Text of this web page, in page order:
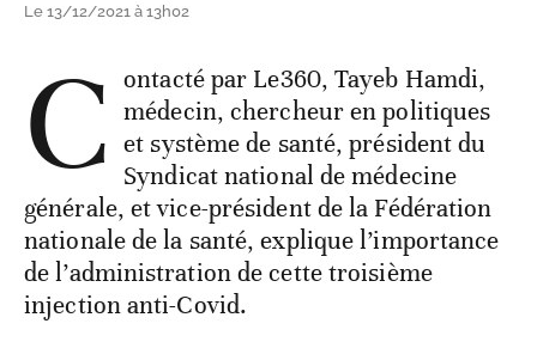
Le 13/12/2021 à 13h02
C ontacté par Le360, Tayeb Hamdi,
médecin, chercheur en politiques
et système de santé, président du
Syndicat national de médecine
générale, et vice-président de la Fédération
nationale de la santé, explique l’importance
de l’administration de cette troisième
injection anti-Covid.